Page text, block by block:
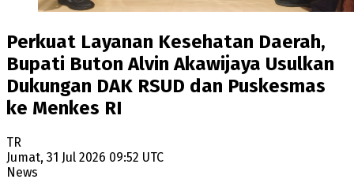
Perkuat Layanan Kesehatan Daerah,
Bupati Buton Alvin Akawijaya Usulkan
Dukungan DAK RSUD dan Puskesmas
ke Menkes RI
TR
Jumat, 31 Jul 2026 09:52 UTC
News